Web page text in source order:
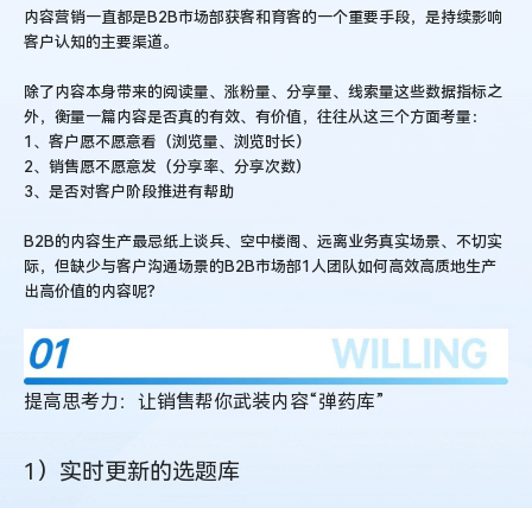
内容营销一直都是B2B市场部获客和育客的一个重要手段，是持续影响
客户认知的主要渠道。
除了内容本身带来的阅读量、涨粉量、分享量、线索量这些数据指标之
外，衡量一篇内容是否真的有效、有价值，往往从这三个方面考量：
1、客户愿不愿意看（浏览量、浏览时长）
2、销售愿不愿意发（分享率、分享次数)
3、是否对客户阶段推进有帮助
B2B的内容生产最忌纸上谈兵、空中楼阁、远离业务真实场景、不切实
际，但缺少与客户沟通场景的B2B市场部1人团队如何高效高质地生产
出高价值的内容呢？
提高思考力：让销售帮你武装内容“弹药库”
1）实时更新的选题库